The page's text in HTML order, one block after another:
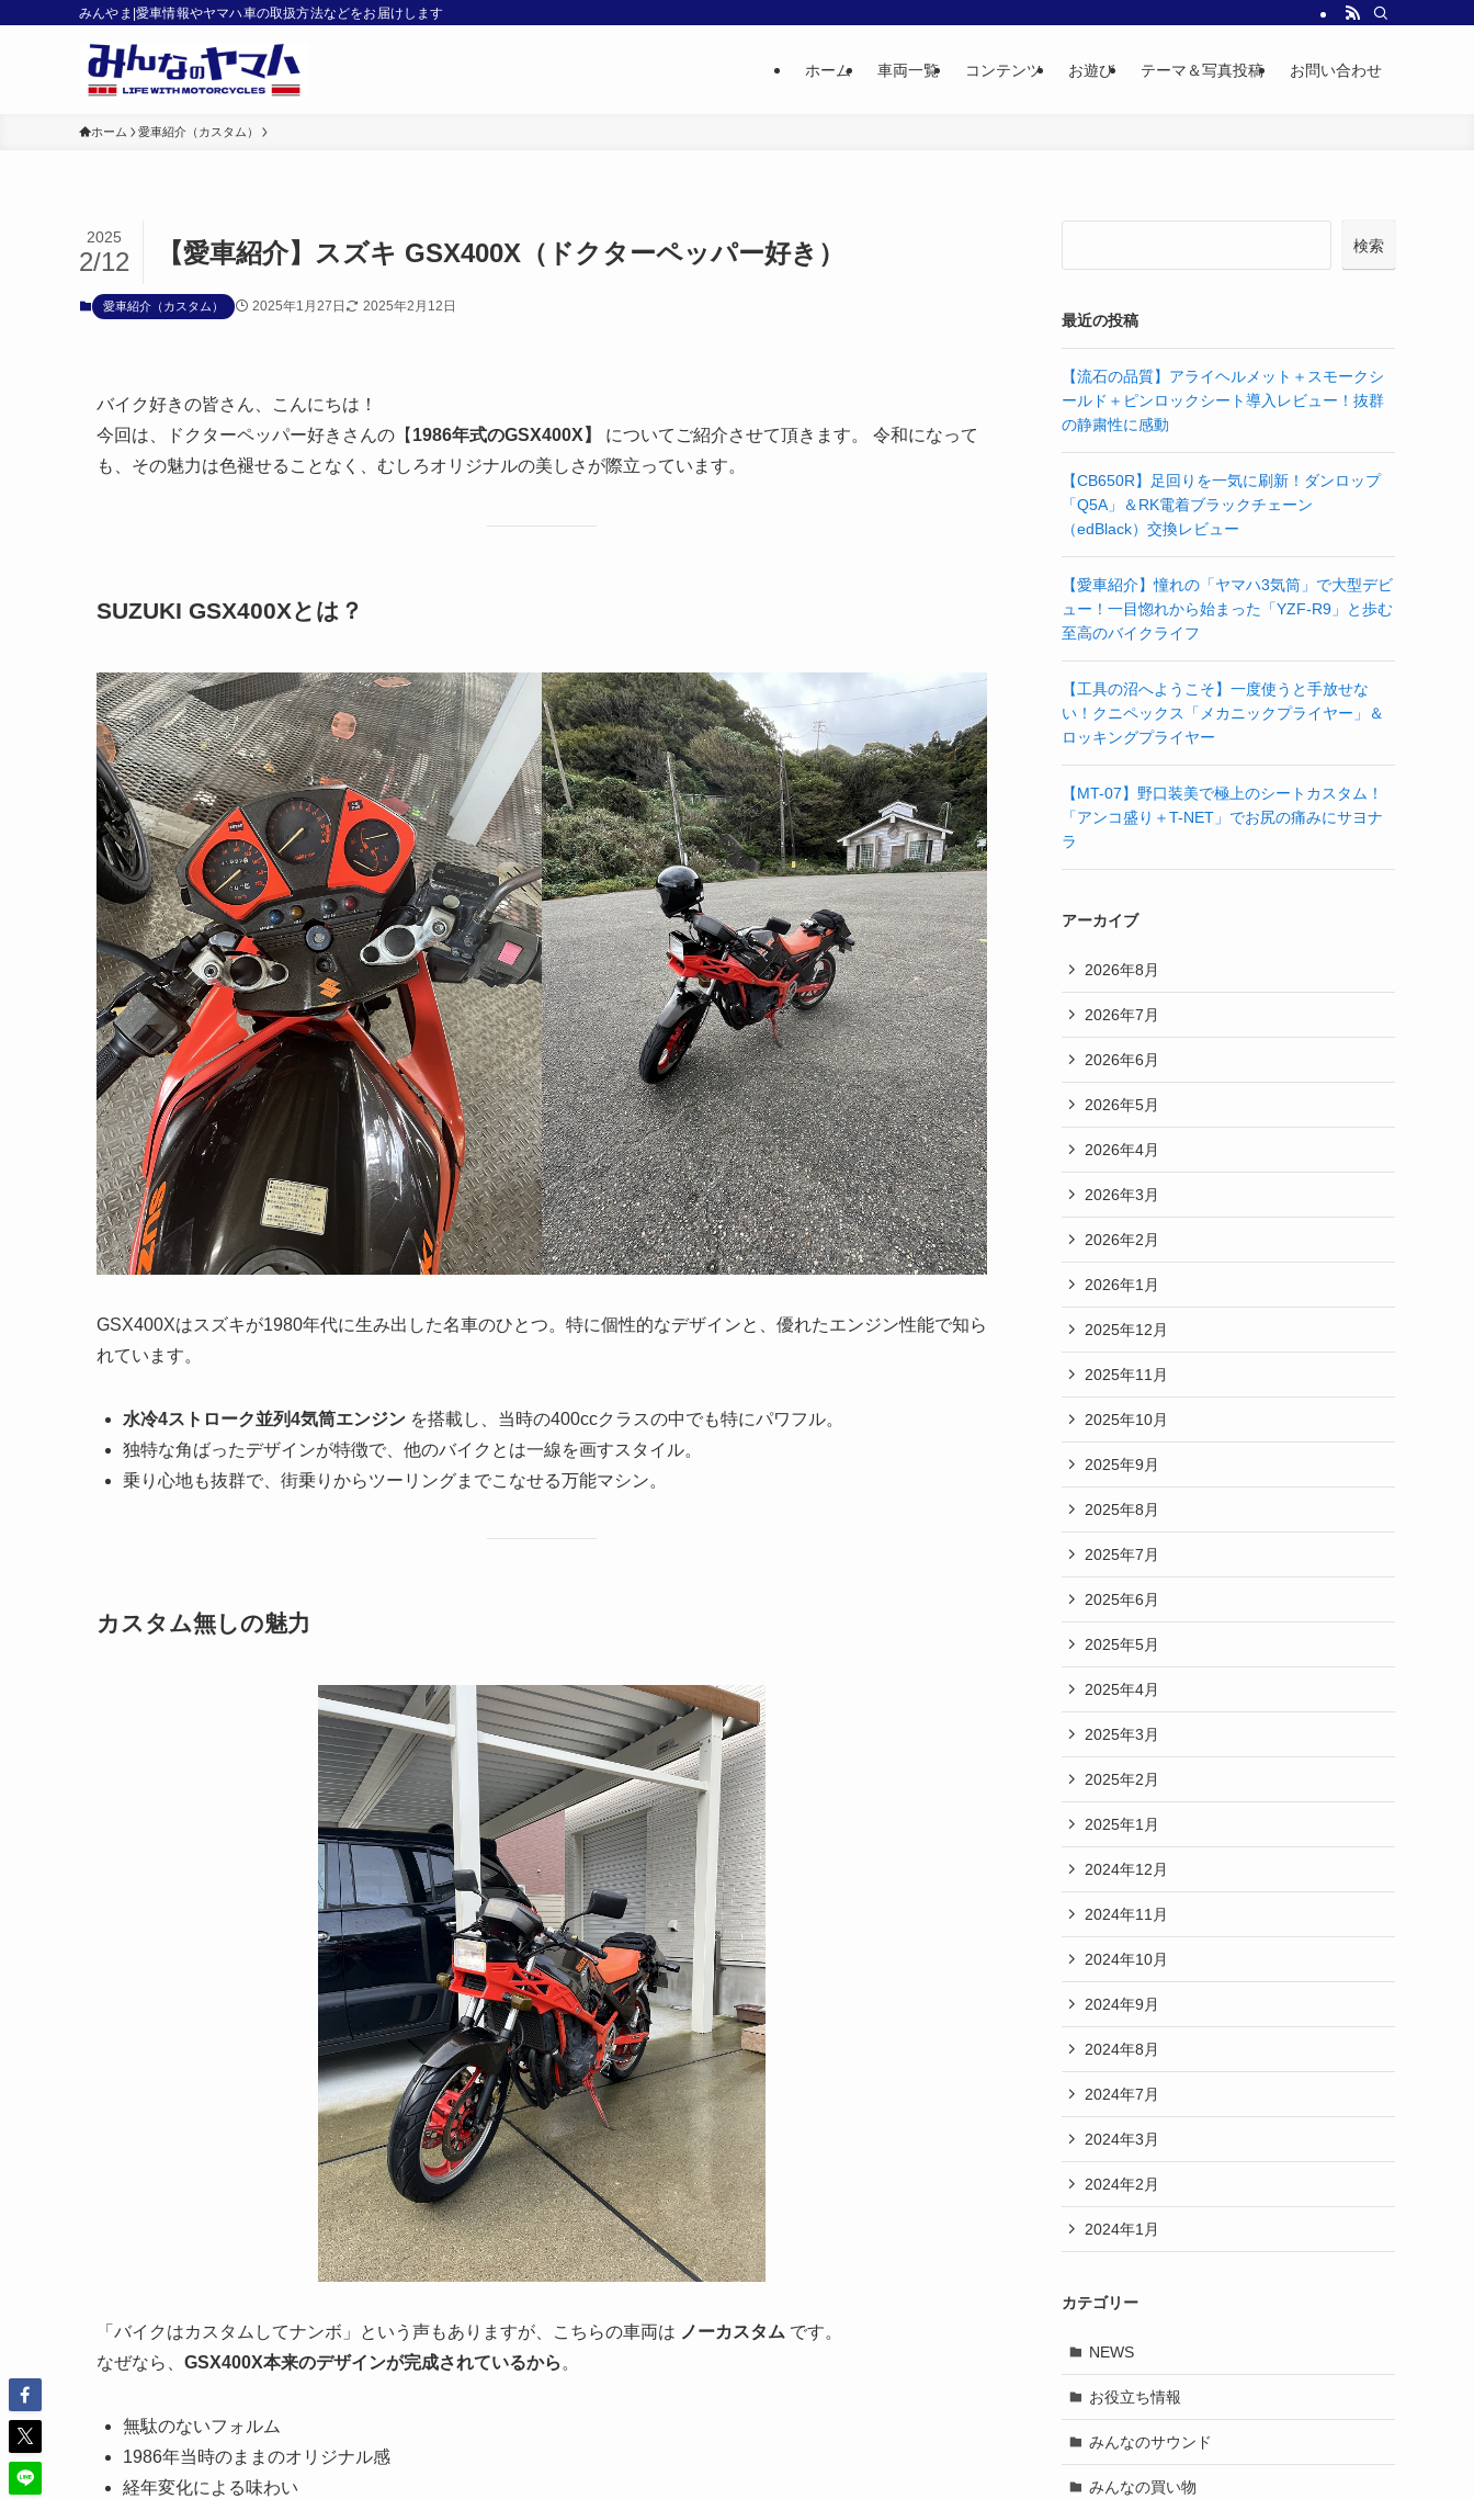
みんやま|愛車情報やヤマハ車の取扱方法などをお届けします
ホーム 車両一覧 コンテンツ お遊び テーマ＆写真投稿 お問い合わせ
ホーム 愛車紹介（カスタム）
【愛車紹介】スズキ GSX400X（ドクターペッパー好き）
2025
2/12
愛車紹介（カスタム） 2025年1月27日 2025年2月12日
バイク好きの皆さん、こんにちは！
今回は、ドクターペッパー好きさんの【 1986年式のGSX400X】
についてご紹介させて頂きます。 令和になって
も、その魅力は色褪せることなく、むしろオリジナルの美しさが際立っています。
SUZUKI GSX400Xとは？
GSX400Xはスズキが1980年代に生み出した名車のひとつ。特に個性的なデザインと、優れたエンジン性能で知ら
れています。
水冷4ストローク並列4気筒エンジン を搭載し、当時の400ccクラスの中でも特にパワフル。
独特な角ばったデザインが特徴で、他のバイクとは一線を画すスタイル。
乗り心地も抜群で、街乗りからツーリングまでこなせる万能マシン。
カスタム無しの魅力
「バイクはカスタムしてナンボ」という声もありますが、こちらの車両は ノーカスタム です。
なぜなら、 GSX400X本来のデザインが完成されているから 。
無駄のないフォルム
1986年当時のままのオリジナル感
経年変化による味わい
検索
最近の投稿
【流石の品質】アライヘルメット＋スモークシ
ールド＋ピンロックシート導入レビュー！抜群
の静粛性に感動
【CB650R】足回りを一気に刷新！ダンロップ
「Q5A」＆RK電着ブラックチェーン
（edBlack）交換レビュー
【愛車紹介】憧れの「ヤマハ3気筒」で大型デビ
ュー！一目惚れから始まった「YZF-R9」と歩む
至高のバイクライフ
【工具の沼へようこそ】一度使うと手放せな
い！クニペックス「メカニックプライヤー」＆
ロッキングプライヤー
【MT-07】野口装美で極上のシートカスタム！
「アンコ盛り＋T-NET」でお尻の痛みにサヨナ
ラ
アーカイブ
2026年8月
2026年7月
2026年6月
2026年5月
2026年4月
2026年3月
2026年2月
2026年1月
2025年12月
2025年11月
2025年10月
2025年9月
2025年8月
2025年7月
2025年6月
2025年5月
2025年4月
2025年3月
2025年2月
2025年1月
2024年12月
2024年11月
2024年10月
2024年9月
2024年8月
2024年7月
2024年3月
2024年2月
2024年1月
カテゴリー
NEWS
お役立ち情報
みんなのサウンド
みんなの買い物